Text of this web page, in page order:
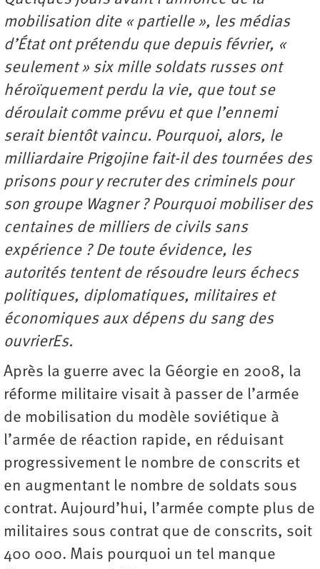
mobilisation dite « partielle », les médias
d’État ont prétendu que depuis février, «
seulement » six mille soldats russes ont
héroïquement perdu la vie, que tout se
déroulait comme prévu et que l’ennemi
serait bientôt vaincu. Pourquoi, alors, le
milliardaire Prigojine fait-il des tournées des
prisons pour y recruter des criminels pour
son groupe Wagner ? Pourquoi mobiliser des
centaines de milliers de civils sans
expérience ? De toute évidence, les
autorités tentent de résoudre leurs échecs
politiques, diplomatiques, militaires et
économiques aux dépens du sang des
ouvrierEs.
Après la guerre avec la Géorgie en 2008, la
réforme militaire visait à passer de l’armée
de mobilisation du modèle soviétique à
l’armée de réaction rapide, en réduisant
progressivement le nombre de conscrits et
en augmentant le nombre de soldats sous
contrat. Aujourd’hui, l’armée compte plus de
militaires sous contrat que de conscrits, soit
400 000. Mais pourquoi un tel manque